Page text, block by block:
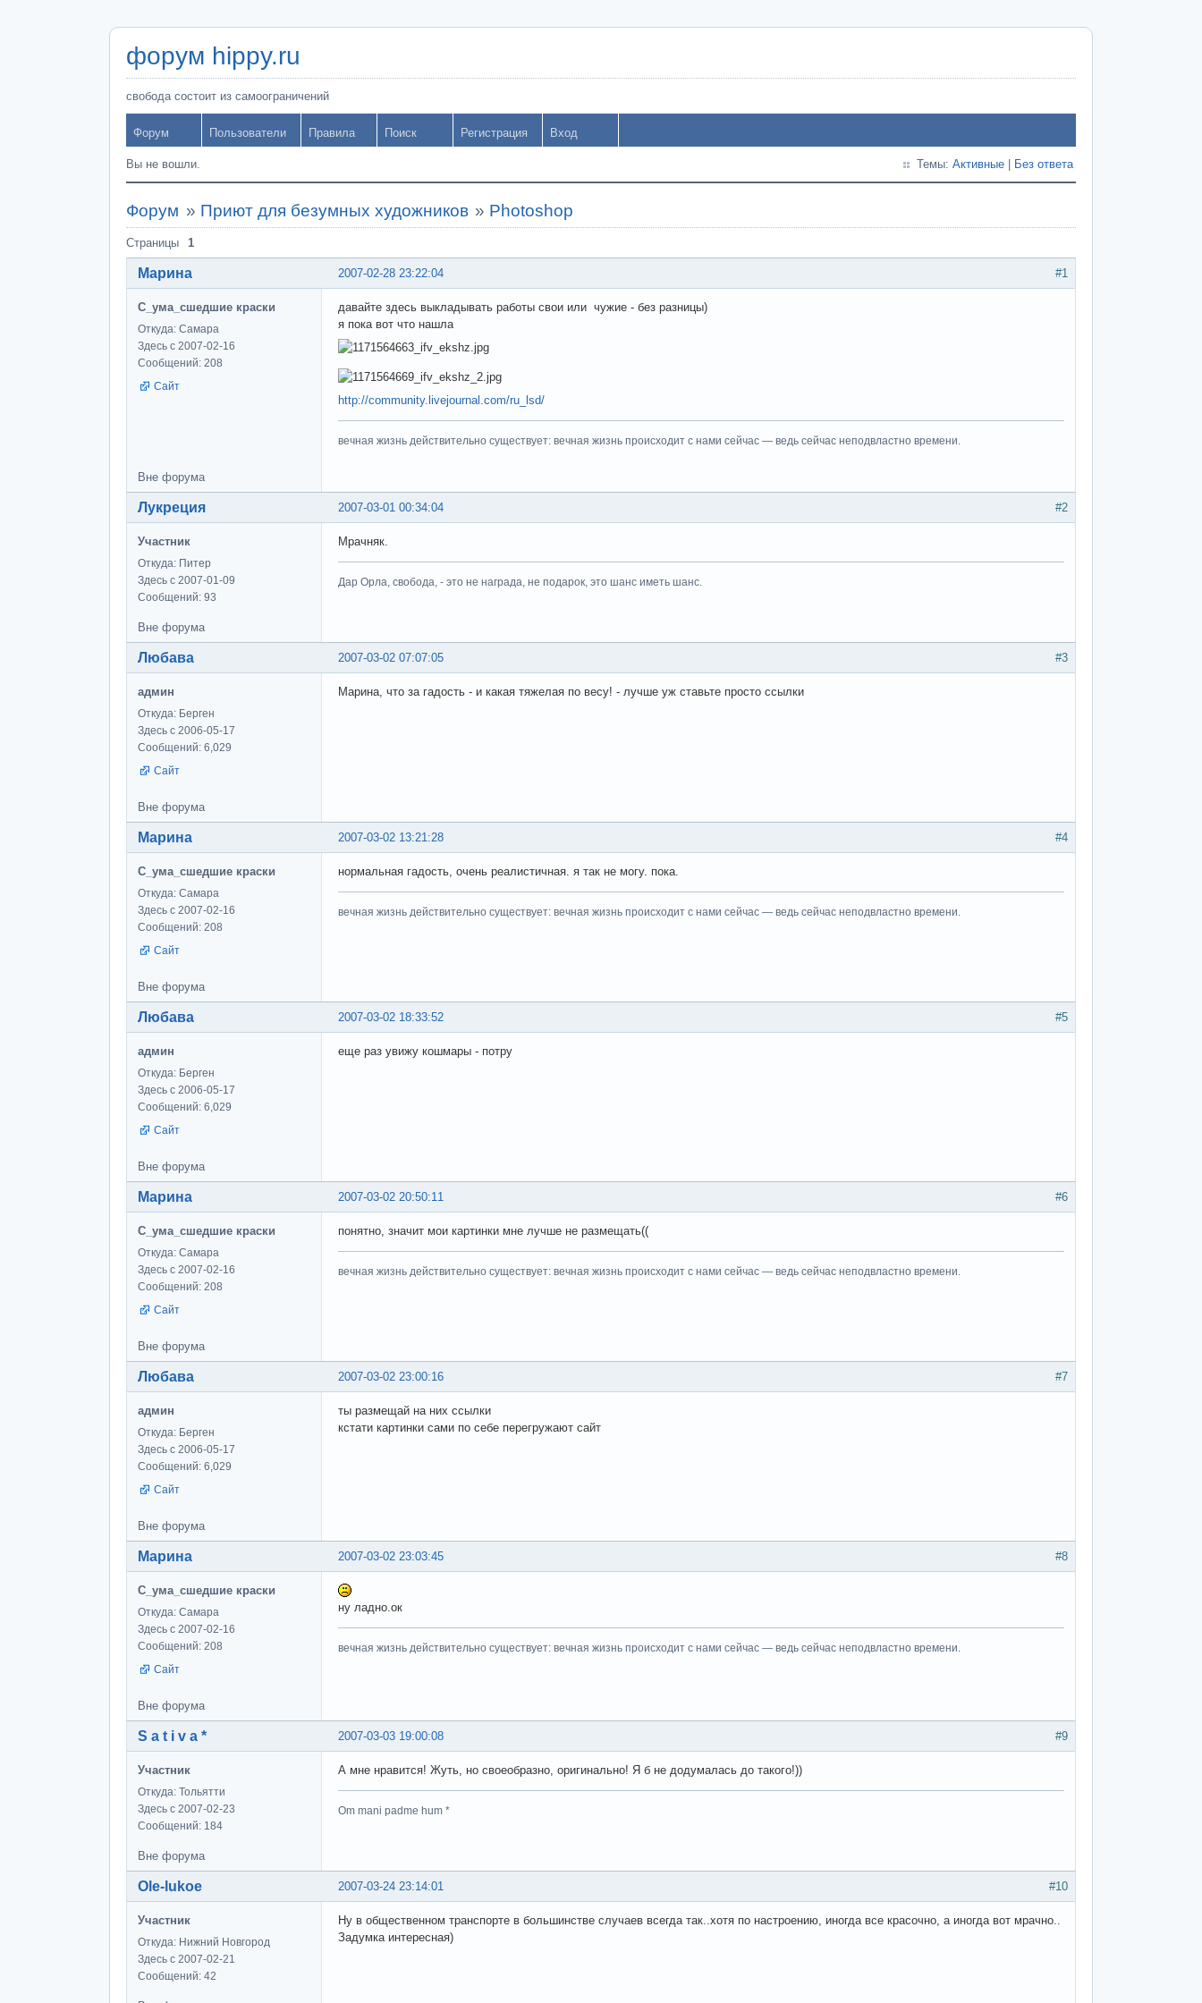
форум hippy.ru
свобода состоит из самоограничений
Форум Пользователи Правила Поиск Регистрация Вход
Вы не вошли. Темы: Активные Без ответа
Форум » Приют для безумных художников » Photoshop
Страницы 1
#1
2007-02-28 23:22:04
Марина
С_ума_сшедшие краски
Откуда: Самара
Здесь с 2007-02-16
Сообщений: 208
Сайт
давайте здесь выкладывать работы свои или чужие - без разницы)
я пока вот что нашла
http://community.livejournal.com/ru_lsd/
вечная жизнь действительно существует: вечная жизнь происходит с нами сейчас — ведь сейчас неподвластно времени.
Вне форума
#2
2007-03-01 00:34:04
Лукреция
Участник
Откуда: Питер
Здесь с 2007-01-09
Сообщений: 93
Мрачняк.
Дар Орла, свобода, - это не награда, не подарок, это шанс иметь шанс.
Вне форума
#3
2007-03-02 07:07:05
Любава
админ
Откуда: Берген
Здесь с 2006-05-17
Сообщений: 6,029
Сайт
Марина, что за гадость - и какая тяжелая по весу! - лучше уж ставьте просто ссылки
Вне форума
#4
2007-03-02 13:21:28
Марина
С_ума_сшедшие краски
Откуда: Самара
Здесь с 2007-02-16
Сообщений: 208
Сайт
нормальная гадость, очень реалистичная. я так не могу. пока.
вечная жизнь действительно существует: вечная жизнь происходит с нами сейчас — ведь сейчас неподвластно времени.
Вне форума
#5
2007-03-02 18:33:52
Любава
админ
Откуда: Берген
Здесь с 2006-05-17
Сообщений: 6,029
Сайт
еще раз увижу кошмары - потру
Вне форума
#6
2007-03-02 20:50:11
Марина
С_ума_сшедшие краски
Откуда: Самара
Здесь с 2007-02-16
Сообщений: 208
Сайт
понятно, значит мои картинки мне лучше не размещать((
вечная жизнь действительно существует: вечная жизнь происходит с нами сейчас — ведь сейчас неподвластно времени.
Вне форума
#7
2007-03-02 23:00:16
Любава
админ
Откуда: Берген
Здесь с 2006-05-17
Сообщений: 6,029
Сайт
ты размещай на них ссылки
кстати картинки сами по себе перегружают сайт
Вне форума
#8
2007-03-02 23:03:45
Марина
С_ума_сшедшие краски
Откуда: Самара
Здесь с 2007-02-16
Сообщений: 208
Сайт
ну ладно.ок
вечная жизнь действительно существует: вечная жизнь происходит с нами сейчас — ведь сейчас неподвластно времени.
Вне форума
#9
2007-03-03 19:00:08
S a t i v a *
Участник
Откуда: Тольятти
Здесь с 2007-02-23
Сообщений: 184
А мне нравится! Жуть, но своеобразно, оригинально! Я б не додумалась до такого!))
Om mani padme hum *
Вне форума
#10
2007-03-24 23:14:01
Ole-lukoe
Участник
Откуда: Нижний Новгород
Здесь с 2007-02-21
Сообщений: 42
Ну в общественном транспорте в большинстве случаев всегда так..хотя по настроению, иногда все красочно, а иногда вот мрачно..
Задумка интересная)